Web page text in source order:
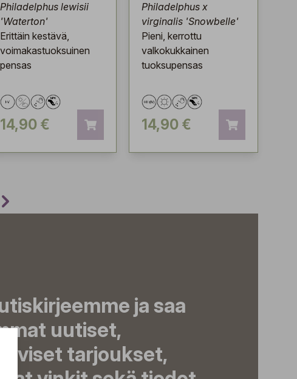
Philadelphus lewisii
'Waterton'
Erittäin kestävä,
voimakastuoksuinen
pensas
14,90 €
Philadelphus x
virginalis 'Snowbelle'
Pieni, kerrottu
valkokukkainen
tuoksupensas
14,90 €
ja saa
uutiset,
tarjoukset,